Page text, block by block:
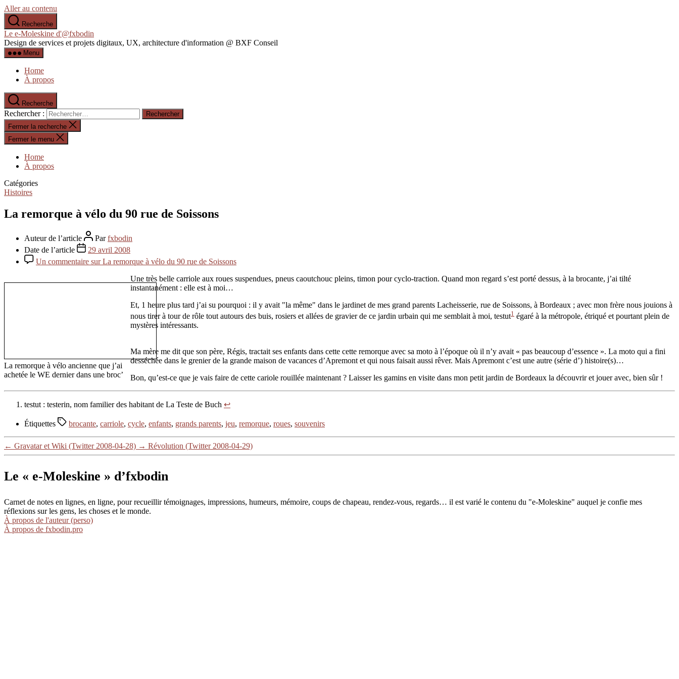
Aller au contenu
Recherche
Le e-Moleskine d'@fxbodin
Design de services et projets digitaux, UX, architecture d'information @ BXF Conseil
Menu
Home
À propos
Recherche
Rechercher :
Fermer la recherche
Fermer le menu
Home
À propos
Catégories
Histoires
La remorque à vélo du 90 rue de Soissons
Auteur de l’article Parfxbodin
Date de l’article
29 avril 2008
Un commentaire sur La remorque à vélo du 90 rue de Soissons
La remorque à vélo ancienne que j’ai
achetée le WE dernier dans une broc’
Une très belle carriole aux roues suspendues, pneus caoutchouc pleins, timon pour cyclo-traction. Quand mon regard s’est porté dessus, à la brocante, j’ai tilté
instantanément : elle est à moi…
Et, 1 heure plus tard j’ai su pourquoi : il y avait "la même" dans le jardinet de mes grand parents Lacheisserie, rue de Soissons, à Bordeaux ; avec mon frère nous jouions à
nous tirer à tour de rôle tout autours des buis, rosiers et allées de gravier de ce jardin urbain qui me semblait à moi, testut1 égaré à la métropole, étriqué et pourtant plein de
mystères intéressants.
Ma mère me dit que son père, Régis, tractait ses enfants dans cette cette remorque avec sa moto à l’époque où il n’y avait « pas beaucoup d’essence ». La moto qui a fini
desséchée dans le grenier de la grande maison de vacances d’Apremont et qui nous faisait aussi rêver. Mais Apremont c’est une autre (série d’) histoire(s)…
Bon, qu’est-ce que je vais faire de cette cariole rouillée maintenant ? Laisser les gamins en visite dans mon petit jardin de Bordeaux la découvrir et jouer avec, bien sûr !
testut : testerin, nom familier des habitant de La Teste de Buch ↩
Étiquettes brocante, carriole, cycle, enfants, grands parents, jeu, remorque, roues, souvenirs
← Gravatar et Wiki (Twitter 2008-04-28) → Révolution (Twitter 2008-04-29)
Le « e-Moleskine » d’fxbodin
Carnet de notes en lignes, en ligne, pour recueillir témoignages, impressions, humeurs, mémoire, coups de chapeau, rendez-vous, regards… il est varié le contenu du "e-Moleskine" auquel je confie mes
réflexions sur les gens, les choses et le monde.
À propos de l'auteur (perso)
À propos de fxbodin.pro